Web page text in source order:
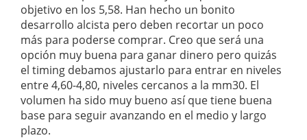
objetivo en los 5,58. Han hecho un bonito
desarrollo alcista pero deben recortar un poco
más para poderse comprar. Creo que será una
opción muy buena para ganar dinero pero quizás
el timing debamos ajustarlo para entrar en niveles
entre 4,60-4,80, niveles cercanos a la mm30. El
volumen ha sido muy bueno así que tiene buena
base para seguir avanzando en el medio y largo
plazo.